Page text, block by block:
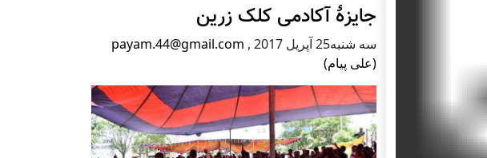
جایزۀ آکادمی کلک زرین
سه شنبه25 آپریل 2017 ,
payam.44@gmail.com
(علی پیام)